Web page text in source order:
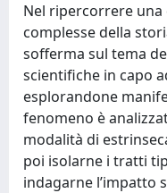
Nel ripercorrere una
complesse della
sofferma sul tema
scientifiche in capo
esplorandone
fenomeno è
modalità di
poi isolarne i tratti
indagarne l’impatto